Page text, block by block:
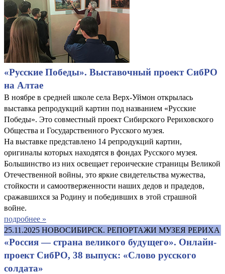
«Русские Победы». Выставочный проект СибРО
на Алтае
В ноябре в средней школе села Верх-Уймон открылась
выставка репродукций картин под названием «Русские
Победы». Это совместный проект Сибирского Рериховского
Общества и Государственного Русского музея.
На выставке представлено 14 репродукций картин,
оригиналы которых находятся в фондах Русского музея.
Большинство из них освещает героические страницы Великой
Отечественной войны, это яркие свидетельства мужества,
стойкости и самоотверженности наших дедов и прадедов,
сражавшихся за Родину и победивших в этой страшной
войне.
подробнее »
25.11.2025 НОВОСИБИРСК. РЕПОРТАЖИ МУЗЕЯ РЕРИХА
«Россия — страна великого будущего». Онлайн-
проект СибРО, 38 выпуск: «Слово русского
солдата»